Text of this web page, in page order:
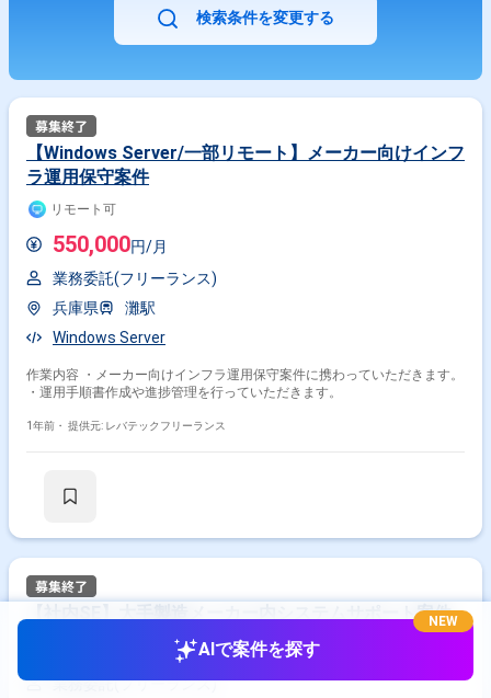
検索条件を変更する
【Windows Server/一部リモート】メーカー向けインフ
ラ運用保守案件
リモート可
550,000円/月
業務委託(フリーランス)
兵庫県
灘駅
Windows Server
作業内容 ・メーカー向けインフラ運用保守案件に携わっていただきます。
・運用手順書作成や進捗管理を行っていただきます。
1年前・ 提供元: レバテックフリーランス
【社内SE】大手製造メーカー内システムサポート案件
業務委託(フリーランス)
AIで案件を探す
NEW